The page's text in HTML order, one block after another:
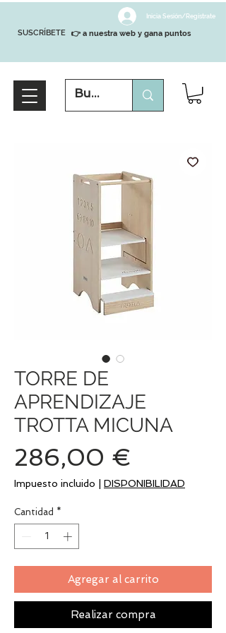
SUSCRÍBETE
Inicia Sesión/Regístrate
👉 a nuestra web y gana puntos
TORRE DE
APRENDIZAJE
TROTTA MICUNA
286,00 €
Impuesto incluido DISPONIBILIDAD
Cantidad *
Agregar al carrito
Realizar compra